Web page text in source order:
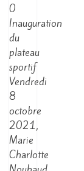
0
Inauguration
du
plateau
sportif
Vendredi
8
octobre
2021,
Marie
Charlotte